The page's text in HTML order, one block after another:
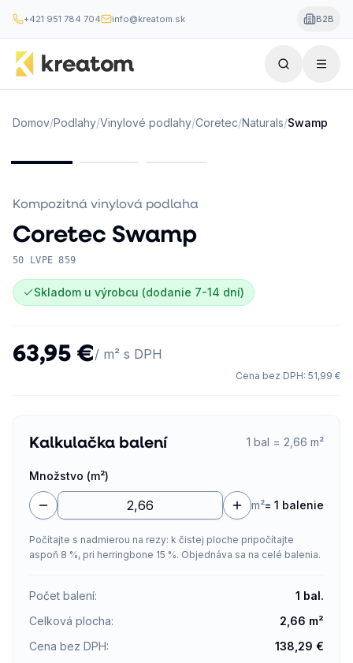
+421 951 784 704 info@kreatom.sk B2B
Domov/Podlahy/Vinylové podlahy/Coretec/Naturals/Swamp
Kompozitná vinylová podlaha
Coretec Swamp
50 LVPE 859
Skladom u výrobcu (dodanie 7-14 dní)
63,95 €/ m² s DPH
Cena bez DPH: 51,99 €
Kalkulačka balení 1 bal = 2,66 m²
Množstvo (m²)
m²= 1 balenie
Počítajte s nadmierou na rezy: k čistej ploche pripočítajte
aspoň 8 %, pri herringbone 15 %. Objednáva sa na celé balenia.
Počet balení: 1 bal.
Celková plocha: 2,66 m²
Cena bez DPH: 138,29 €